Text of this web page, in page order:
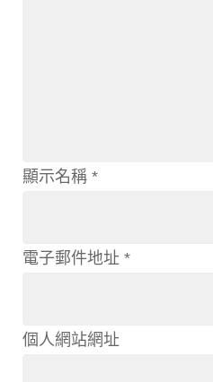
顯示名稱 *
電子郵件地址 *
個人網站網址